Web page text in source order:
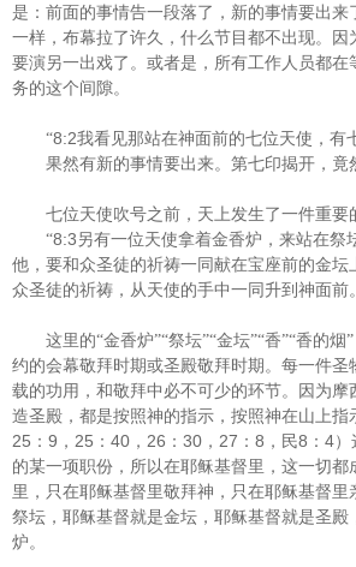
是：前面的事情告一段落了，新的事情要出来
一样，布幕拉了许久，什么节目都不出现。因
要演另一出戏了。或者是，所有工作人员都在
务的这个间隙。
“8:2我看见那站在神面前的七位天使，有
果然有新的事情要出来。第七印揭开，竟
七位天使吹号之前，天上发生了一件重要
“8:3 另有一位天使拿着金香炉，来站在祭
他，要和众圣徒的祈祷一同献在宝座前的金坛
众圣徒的祈祷，从天使的手中一同升到神面前
这里的“金香炉”“祭坛”“金坛”“香”“香的
约的会幕敬拜时期或圣殿敬拜时期。每一件圣
载的功用，和敬拜中必不可少的环节。因为摩
造圣殿，都是按照神的指示，按照神在山上指
25 ： 9 ， 25 ： 40 ， 26 ： 30 ， 27 ： 8 ，民8 ： 4
的某一项职份，所以在耶稣基督里，这一切都
里，只在耶稣基督里敬拜神，只在耶稣基督里
祭坛，耶稣基督就是金坛，耶稣基督就是圣殿
炉。